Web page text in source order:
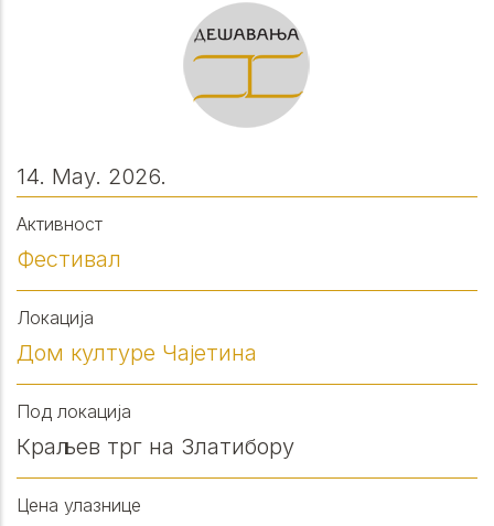
14. May. 2026.
Активност
Фестивал
Локација
Дом културе Чајетина
Под локација
Краљев трг на Златибору
Цена улазнице